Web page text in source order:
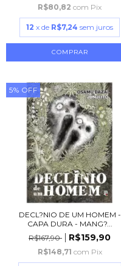
R$80,82 com Pix
12 x de R$7,24 sem juros
5% OFF
DECL?NIO DE UM HOMEM -
CAPA DURA - MANG?...
R$167,90
R$159,90
R$148,71 com Pix